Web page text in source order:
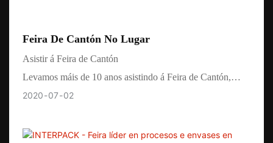
Feira De Cantón No Lugar
Asistir á Feira de Cantón
Levamos máis de 10 anos asistindo á Feira de Cantón,
cada ano asistiremos na primavera en abril e no outono en
Presentamos o noso depositador de doces no noso posto e
2020 07 02